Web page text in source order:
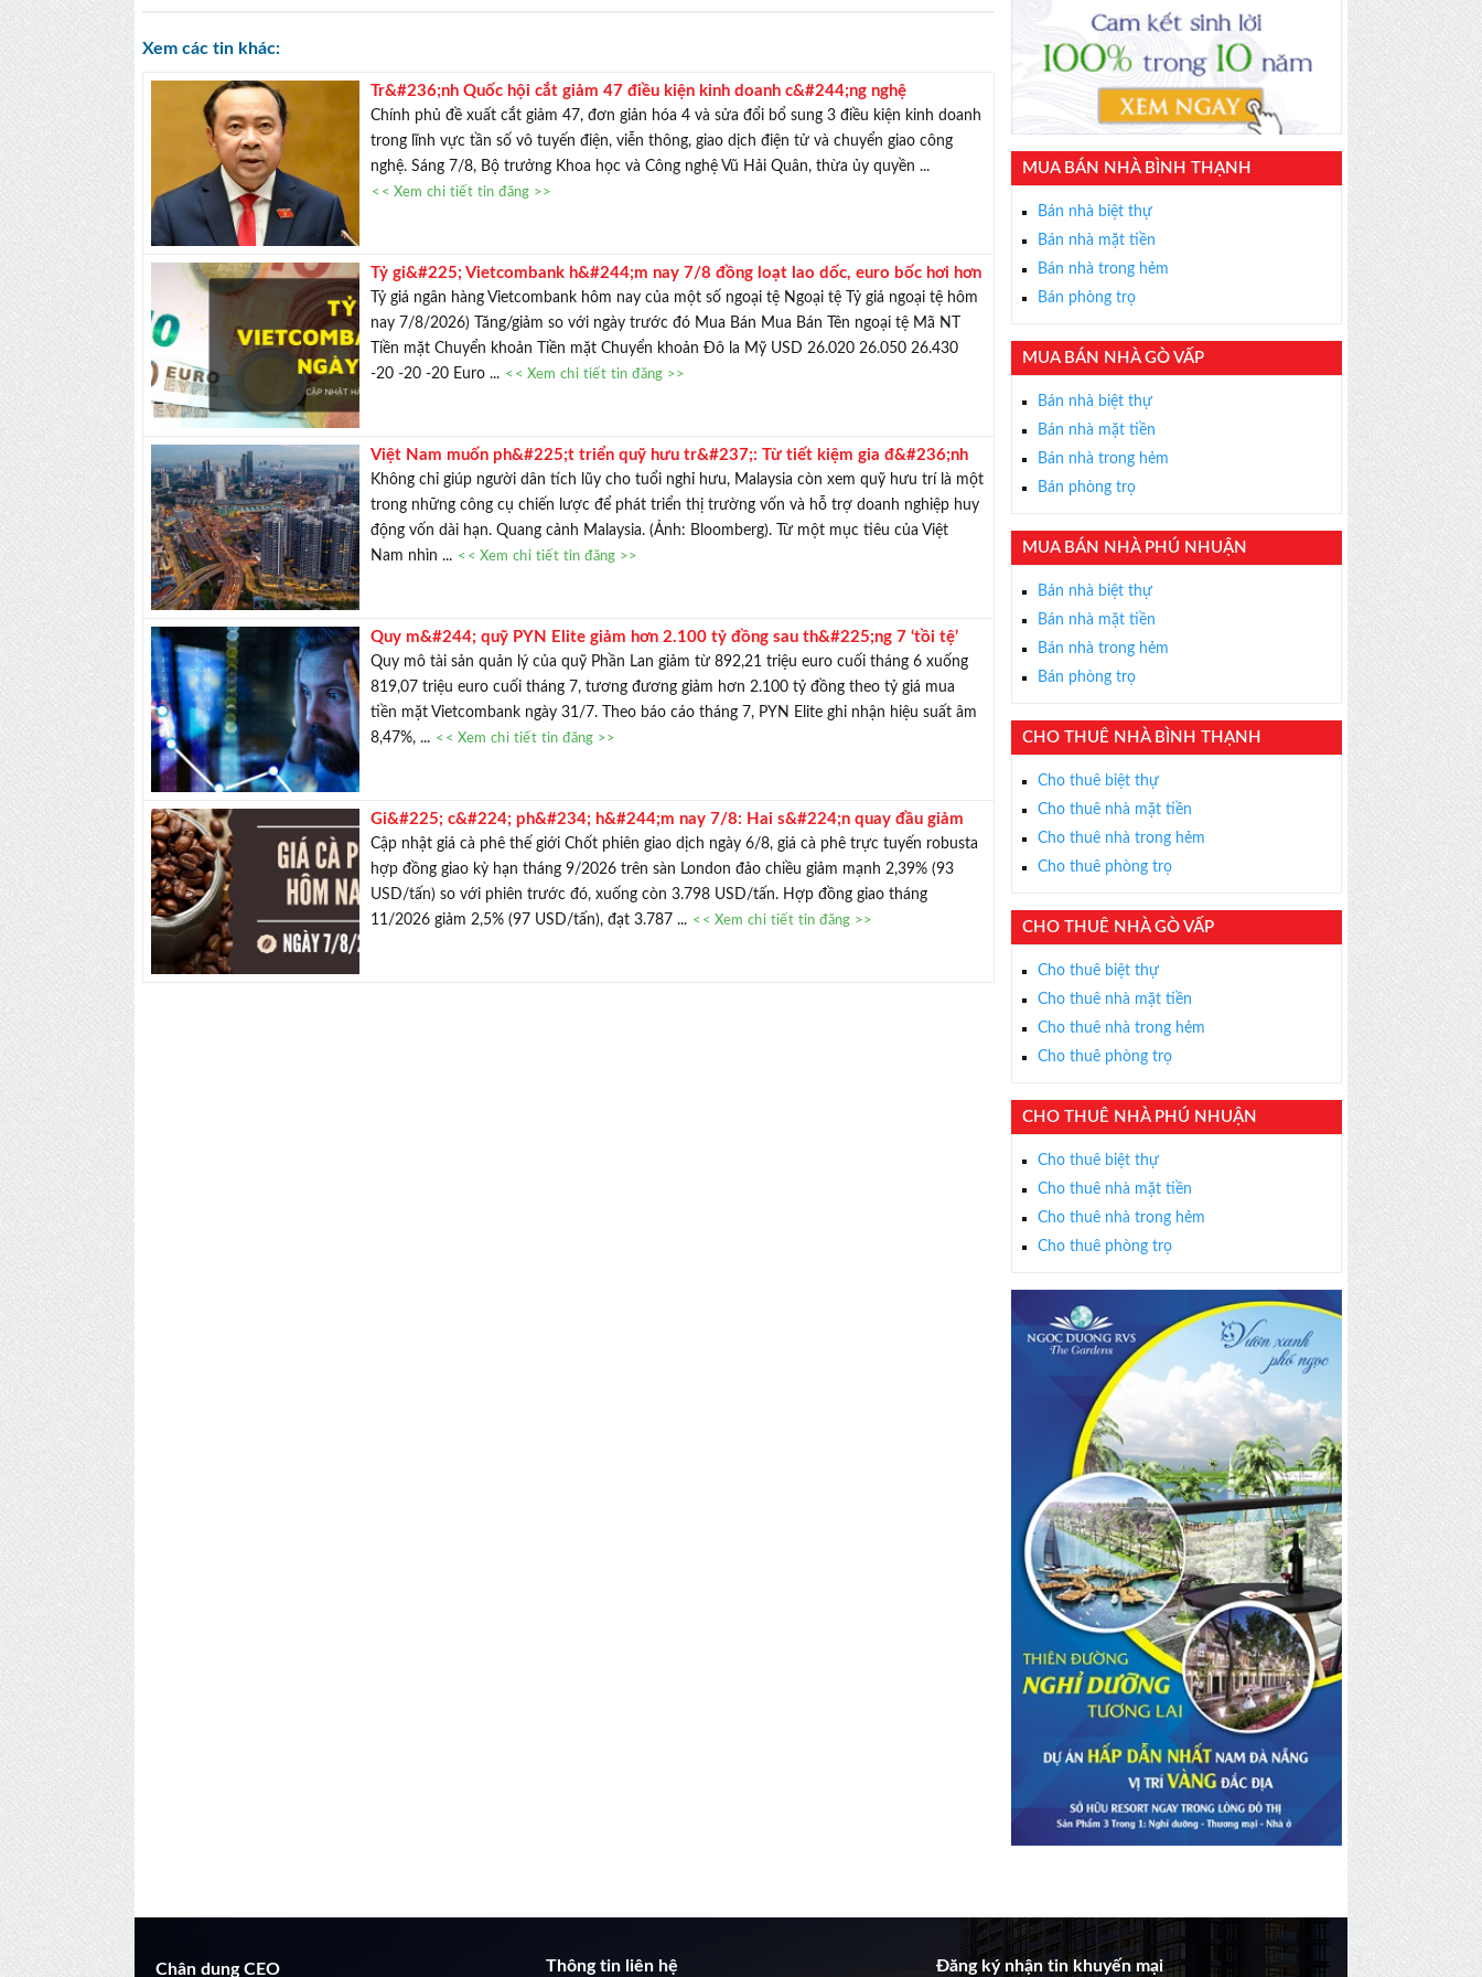
TƯ VẤN MIỄN PHÍ
Với hơn 1000 căn nhà và 50 sales thân thiện, nhiệt tình,
chúng tôi sẽ giúp bạn tìm được BĐS ưng ý!
Xem các tin khác:
Tr&#236;nh Quốc hội cắt giảm 47 điều kiện kinh doanh c&#244;ng nghệ
Chính phủ đề xuất cắt giảm 47, đơn giản hóa 4 và sửa đổi bổ sung 3 điều kiện kinh doanh
trong lĩnh vực tần số vô tuyến điện, viễn thông, giao dịch điện tử và chuyển giao công
nghệ. Sáng 7/8, Bộ trưởng Khoa học và Công nghệ Vũ Hải Quân, thừa ủy quyền ...
<< Xem chi tiết tin đăng >>
Tỷ gi&#225; Vietcombank h&#244;m nay 7/8 đồng loạt lao dốc, euro bốc hơi hơn
100 đồng
Tỷ giá ngân hàng Vietcombank hôm nay của một số ngoại tệ Ngoại tệ Tỷ giá ngoại tệ hôm
nay 7/8/2026) Tăng/giảm so với ngày trước đó Mua Bán Mua Bán Tên ngoại tệ Mã NT
Tiền mặt Chuyển khoản Tiền mặt Chuyển khoản Đô la Mỹ USD 26.020 26.050 26.430
-20 -20 -20 Euro ... << Xem chi tiết tin đăng >>
Việt Nam muốn ph&#225;t triển quỹ hưu tr&#237;: Từ tiết kiệm gia đ&#236;nh
th&#224;nh nguồn cấp vốn d&#224;i hạn v&#224; kinh nghiệm từ Malaysia
Không chỉ giúp người dân tích lũy cho tuổi nghỉ hưu, Malaysia còn xem quỹ hưu trí là một
trong những công cụ chiến lược để phát triển thị trường vốn và hỗ trợ doanh nghiệp huy
động vốn dài hạn. Quang cảnh Malaysia. (Ảnh: Bloomberg). Từ một mục tiêu của Việt
Nam nhìn ... << Xem chi tiết tin đăng >>
Quy m&#244; quỹ PYN Elite giảm hơn 2.100 tỷ đồng sau th&#225;ng 7 ‘tồi tệ’
Quy mô tài sản quản lý của quỹ Phần Lan giảm từ 892,21 triệu euro cuối tháng 6 xuống
819,07 triệu euro cuối tháng 7, tương đương giảm hơn 2.100 tỷ đồng theo tỷ giá mua
tiền mặt Vietcombank ngày 31/7. Theo báo cáo tháng 7, PYN Elite ghi nhận hiệu suất âm
8,47%, ... << Xem chi tiết tin đăng >>
Gi&#225; c&#224; ph&#234; h&#244;m nay 7/8: Hai s&#224;n quay đầu giảm
mạnh
Cập nhật giá cà phê thế giới Chốt phiên giao dịch ngày 6/8, giá cà phê trực tuyến robusta
hợp đồng giao kỳ hạn tháng 9/2026 trên sàn London đảo chiều giảm mạnh 2,39% (93
USD/tấn) so với phiên trước đó, xuống còn 3.798 USD/tấn. Hợp đồng giao tháng
11/2026 giảm 2,5% (97 USD/tấn), đạt 3.787 ... << Xem chi tiết tin đăng >>
MUA BÁN NHÀ BÌNH THẠNH
Bán nhà biệt thự
Bán nhà mặt tiền
Bán nhà trong hẻm
Bán phòng trọ
MUA BÁN NHÀ GÒ VẤP
Bán nhà biệt thự
Bán nhà mặt tiền
Bán nhà trong hẻm
Bán phòng trọ
MUA BÁN NHÀ PHÚ NHUẬN
Bán nhà biệt thự
Bán nhà mặt tiền
Bán nhà trong hẻm
Bán phòng trọ
CHO THUÊ NHÀ BÌNH THẠNH
Cho thuê biệt thự
Cho thuê nhà mặt tiền
Cho thuê nhà trong hẻm
Cho thuê phòng trọ
CHO THUÊ NHÀ GÒ VẤP
Cho thuê biệt thự
Cho thuê nhà mặt tiền
Cho thuê nhà trong hẻm
Cho thuê phòng trọ
CHO THUÊ NHÀ PHÚ NHUẬN
Cho thuê biệt thự
Cho thuê nhà mặt tiền
Cho thuê nhà trong hẻm
Cho thuê phòng trọ
Chân dung CEO Thông tin liên hệ Đăng ký nhận tin khuyến mại